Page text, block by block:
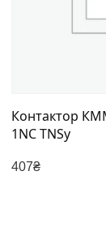
Контактор
1NC TNSy
407₴